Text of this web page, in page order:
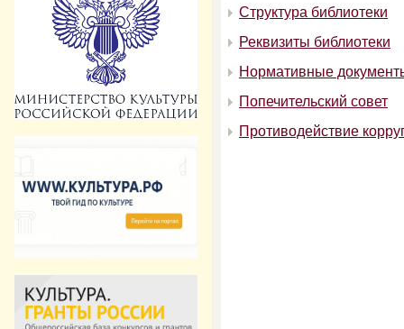
Структура библиотеки
Реквизиты библиотеки
Нормативные
Попечительский совет
Противодействие